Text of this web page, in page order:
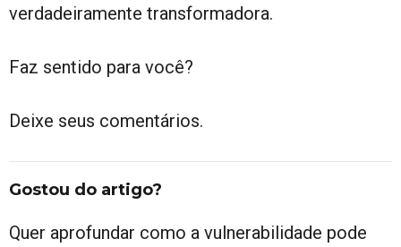
verdadeiramente transformadora.
Faz sentido para você?
Deixe seus comentários.
Gostou do artigo?
Quer aprofundar como a vulnerabilidade pode